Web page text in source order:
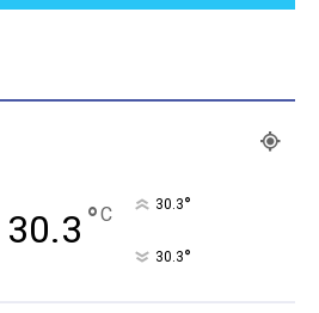
30.3 °C 30.3°
30.3°